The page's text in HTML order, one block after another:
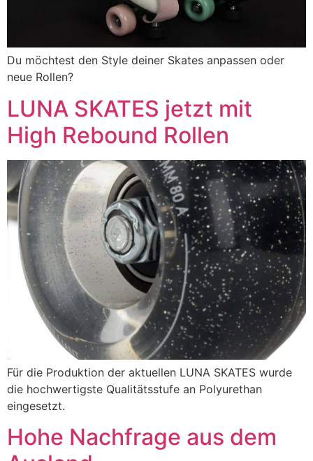
Du möchtest den Style deiner Skates anpassen oder
neue Rollen?
LUNA SKATES jetzt mit
High Rebound Rollen
Für die Produktion der aktuellen LUNA SKATES wurde
die hochwertigste Qualitätsstufe an Polyurethan
eingesetzt.
Hohe Nachfrage aus dem